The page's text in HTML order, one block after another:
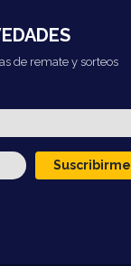
de remate y sorteos
Suscribirme